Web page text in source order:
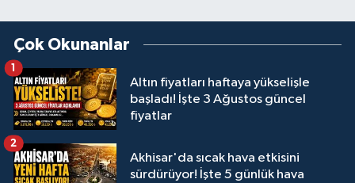
Çok Okunanlar
Altın fiyatları haftaya yükselişle
başladı! İşte 3 Ağustos güncel
fiyatlar
1
Akhisar'da sıcak hava etkisini
sürdürüyor! İşte 5 günlük hava
2